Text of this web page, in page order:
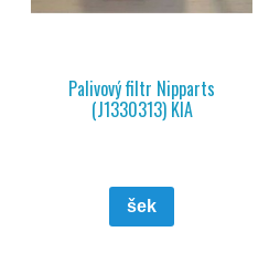
Palivový filtr Nipparts
(J1330313) KIA
šek